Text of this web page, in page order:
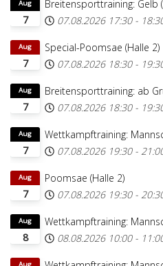
7
Aug
Breitensporttraining: Gelb
07.08.2026 17:30 -
7
Aug
Special-Poomsae (Halle 2)
07.08.2026 18:30 -
7
Aug
Breitensporttraining: ab
07.08.2026 18:30 -
7
Aug
Wettkampftraining:
07.08.2026 19:30 -
7
Aug
Poomsae (Halle 2)
07.08.2026 19:30 -
8
Aug
Wettkampftraining:
08.08.2026 10:00 -
Aug